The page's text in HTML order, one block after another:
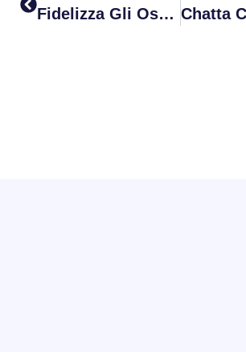
Fidelizza Gli Ospiti Con Le Email Automatiche